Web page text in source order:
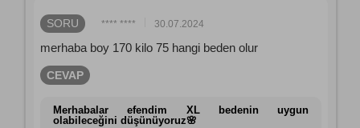
SORU **** **** 30.07.2024
merhaba boy 170 kilo 75 hangi beden olur
CEVAP
Merhabalar efendim XL bedenin uygun
olabileceğini düşünüyoruz🌸